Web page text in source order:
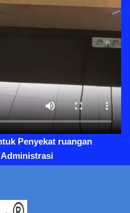
Penyekat ruangan